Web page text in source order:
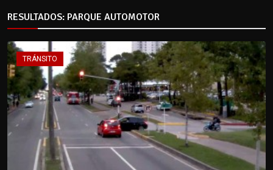
RESULTADOS: PARQUE AUTOMOTOR
TRÁNSITO